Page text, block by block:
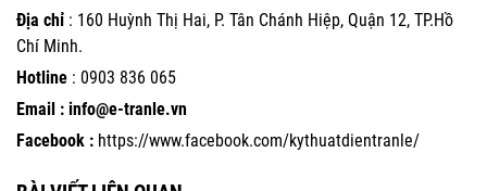
Địa chỉ : 160 Huỳnh Thị Hai, P. Tân Chánh Hiệp, Quận 12, TP.Hồ
Chí Minh.
Hotline : 0903 836 065
Email : info@e-tranle.vn
Facebook : https://www.facebook.com/kythuatdientranle/